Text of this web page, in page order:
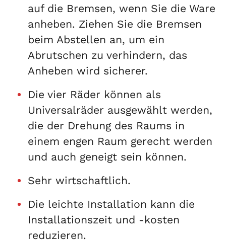
auf die Bremsen, wenn Sie die Ware
anheben. Ziehen Sie die Bremsen
beim Abstellen an, um ein
Abrutschen zu verhindern, das
Anheben wird sicherer.
Die vier Räder können als
Universalräder ausgewählt werden,
die der Drehung des Raums in
einem engen Raum gerecht werden
und auch geneigt sein können.
Sehr wirtschaftlich.
Die leichte Installation kann die
Installationszeit und -kosten
reduzieren.